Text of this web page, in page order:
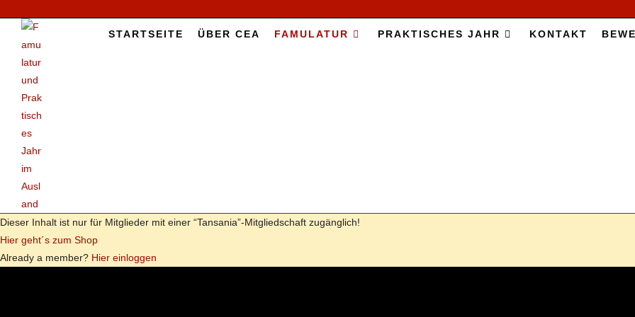
Inhalt
springen
START­SEI­TE ÜBER CEA FAMU­LA­TUR PRAK­TI­SCHES JAHR KON­TAKT
Die­ser In­halt ist nur für Mit­glie­der mit ei­ner “Tansania”-Mitgliedschaft zu­gäng­lich!
Hier geht´s zum Shop
Al­re­a­dy a mem­ber? Hier ein­log­gen